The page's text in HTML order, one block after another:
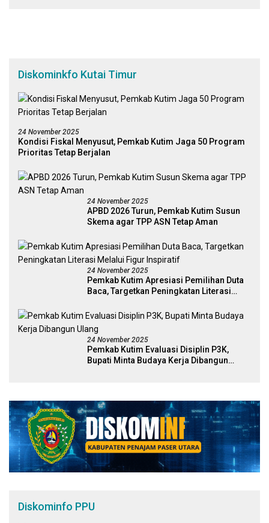
Diskominkfo Kutai Timur
24 November 2025
Kondisi Fiskal Menyusut, Pemkab Kutim Jaga 50 Program
Prioritas Tetap Berjalan
24 November 2025
APBD 2026 Turun, Pemkab Kutim Susun
Skema agar TPP ASN Tetap Aman
24 November 2025
Pemkab Kutim Apresiasi Pemilihan Duta
Baca, Targetkan Peningkatan Literasi
24 November 2025
Pemkab Kutim Evaluasi Disiplin P3K,
Bupati Minta Budaya Kerja Dibangun
Diskominfo PPU